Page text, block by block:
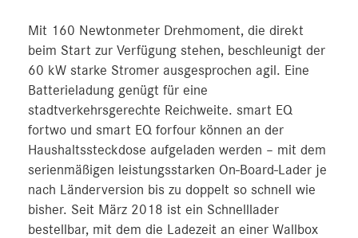
Mit 160 Newtonmeter Drehmoment, die direkt
beim Start zur Verfügung stehen, beschleunigt der
60 kW starke Stromer ausgesprochen agil. Eine
Batterieladung genügt für eine
stadtverkehrsgerechte Reichweite. smart EQ
fortwo und smart EQ forfour können an der
Haushaltssteckdose aufgeladen werden – mit dem
serienmäßigen leistungsstarken On-Board-Lader je
nach Länderversion bis zu doppelt so schnell wie
bisher. Seit März 2018 ist ein Schnelllader
bestellbar, mit dem die Ladezeit an einer Wallbox